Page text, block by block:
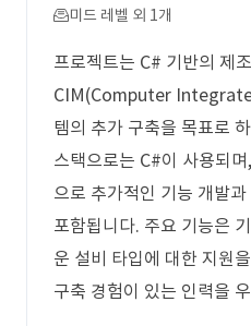
미드 레벨 외 1개
프로젝트는 C# 기반의 제
CIM(Computer
템의 추가 구축을 목표로
스택으로는 C#이 사용되
으로 추가적인 기능 개발과
포함됩니다. 주요 기능은
운 설비 타입에 대한 지원
구축 경험이 있는 인력을